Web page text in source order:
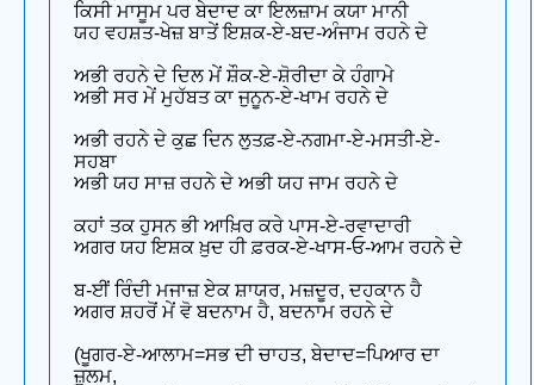
ਕਿਸੀ ਮਾਸੂਮ ਪਰ ਬੇਦਾਦ ਕਾ ਇਲਜ਼ਾਮ ਕਯਾ ਮਾਨੀ
ਯਹ ਵਹਸ਼ਤ-ਖੇਜ਼ ਬਾਤੇਂ ਇਸ਼ਕ-ਏ-ਬਦ-ਅੰਜਾਮ ਰਹਨੇ ਦੇ
ਅਭੀ ਰਹਨੇ ਦੇ ਦਿਲ ਮੇਂ ਸ਼ੌਕ-ਏ-ਸ਼ੋਰੀਦਾ ਕੇ ਹੰਗਾਮੇ
ਅਭੀ ਸਰ ਮੇਂ ਮੁਹੱਬਤ ਕਾ ਜੁਨੂਨ-ਏ-ਖਾਮ ਰਹਨੇ ਦੇ
ਅਭੀ ਰਹਨੇ ਦੇ ਕੁਛ ਦਿਨ ਲੁਤਫ਼-ਏ-ਨਗਮਾ-ਏ-ਮਸਤੀ-ਏ-
ਸਹਬਾ
ਅਭੀ ਯਹ ਸਾਜ਼ ਰਹਨੇ ਦੇ ਅਭੀ ਯਹ ਜਾਮ ਰਹਨੇ ਦੇ
ਕਹਾਂ ਤਕ ਹੁਸਨ ਭੀ ਆਖ਼ਿਰ ਕਰੇ ਪਾਸ-ਏ-ਰਵਾਦਾਰੀ
ਅਗਰ ਯਹ ਇਸ਼ਕ ਖ਼ੁਦ ਹੀ ਫ਼ਰਕ-ਏ-ਖਾਸ-ਓ-ਆਮ ਰਹਨੇ ਦੇ
ਬ-ਈਂ ਰਿੰਦੀ ਮਜਾਜ਼ ਏਕ ਸ਼ਾਯਰ, ਮਜ਼ਦੂਰ, ਦਹਕਾਨ ਹੈ
ਅਗਰ ਸ਼ਹਰੋਂ ਮੇਂ ਵੋ ਬਦਨਾਮ ਹੈ, ਬਦਨਾਮ ਰਹਨੇ ਦੇ
(ਖੂਗਰ-ਏ-ਆਲਾਮ=ਸਭ ਦੀ ਚਾਹਤ, ਬੇਦਾਦ=ਪਿਆਰ ਦਾ
ਜ਼ੁਲਮ,